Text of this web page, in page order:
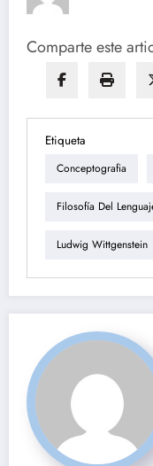
Comparte este
Etiqueta
Conceptografia
Filosofía Del
Ludwig Wittgenstein